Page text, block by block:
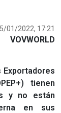
01/2022, 17:21
VOVWORLD
Exportadores
tienen
y no están
en sus